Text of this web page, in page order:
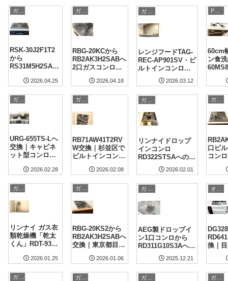
例
｜東京都大田区 施
ガスコンロのリフォーム・取付
RSK-30J2F1T2
から
RS31M5H2SAB
コンロ交換工事
施工事例
2026.04.25
ガスコンロのリフォーム・取付
RBG-20KCから
RB2AK3H2SABへ
2口ガスコンロ交
工事例
2026.04.18
ガスコンロのリフォーム・取付
レンジフードTAG-
REC-AP901SV・ビ
ルトインコンロ
RHS31W42J4RST
Wへ交換工事｜ラ
口南鳩ヶ谷
2026.03.12
Panasonic その他
60cm
ン食
換事例
ガスコンロのリフォーム・取付
URG-655TS-Lへ
交換｜キャビネ
ット型コンロ入
2026.02.28
ガスコンロのリフォーム・取付
RB71AW41T2RV
W交換｜杉並区で
ビルトインコン
2026.02.08
ガスコンロのリフォーム・取付
リンナイドロップ
インコンロ
RD322STSAへの交
換事例｜東京都中
央区
2026.02.01
ガスコンロのリフォーム・取付
口ビ
コン
ガスコンロのリフォーム・取付
リンナイ ガス衣
類乾燥機「乾太
くん」RDT-93を
市の戸建て施工
2026.01.25
ガスコンロのリフォーム・取付
RBG-20KS2から
RB2AK3H2SABへ
交換｜東京都目黒
2口ビルトインコ
2026.01.06
ガスコンロのリフォーム・取付
AEG製ドロップイ
ン1口コンロから
RD311G10S3Aへ交
換｜東京都目黒区
のコンロリフォー
2025.12.21
換｜
適に
ガスコンロのリフォーム・取付 ガスコンロのリフォーム・取付 ガスコンロのリフォーム・取付 ガスコンロのリフォーム・取付